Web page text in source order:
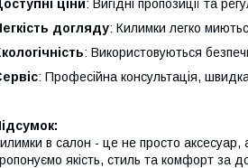
ціни: Вигідні пропозиції та
догляду: Килимки легко
: Використовуються
: Професійна консультація,
в салон - це не просто аксесуар,
якість, стиль та комфорт за